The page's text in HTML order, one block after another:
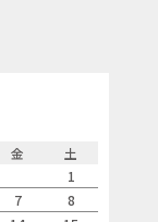
金
土
1
7
8